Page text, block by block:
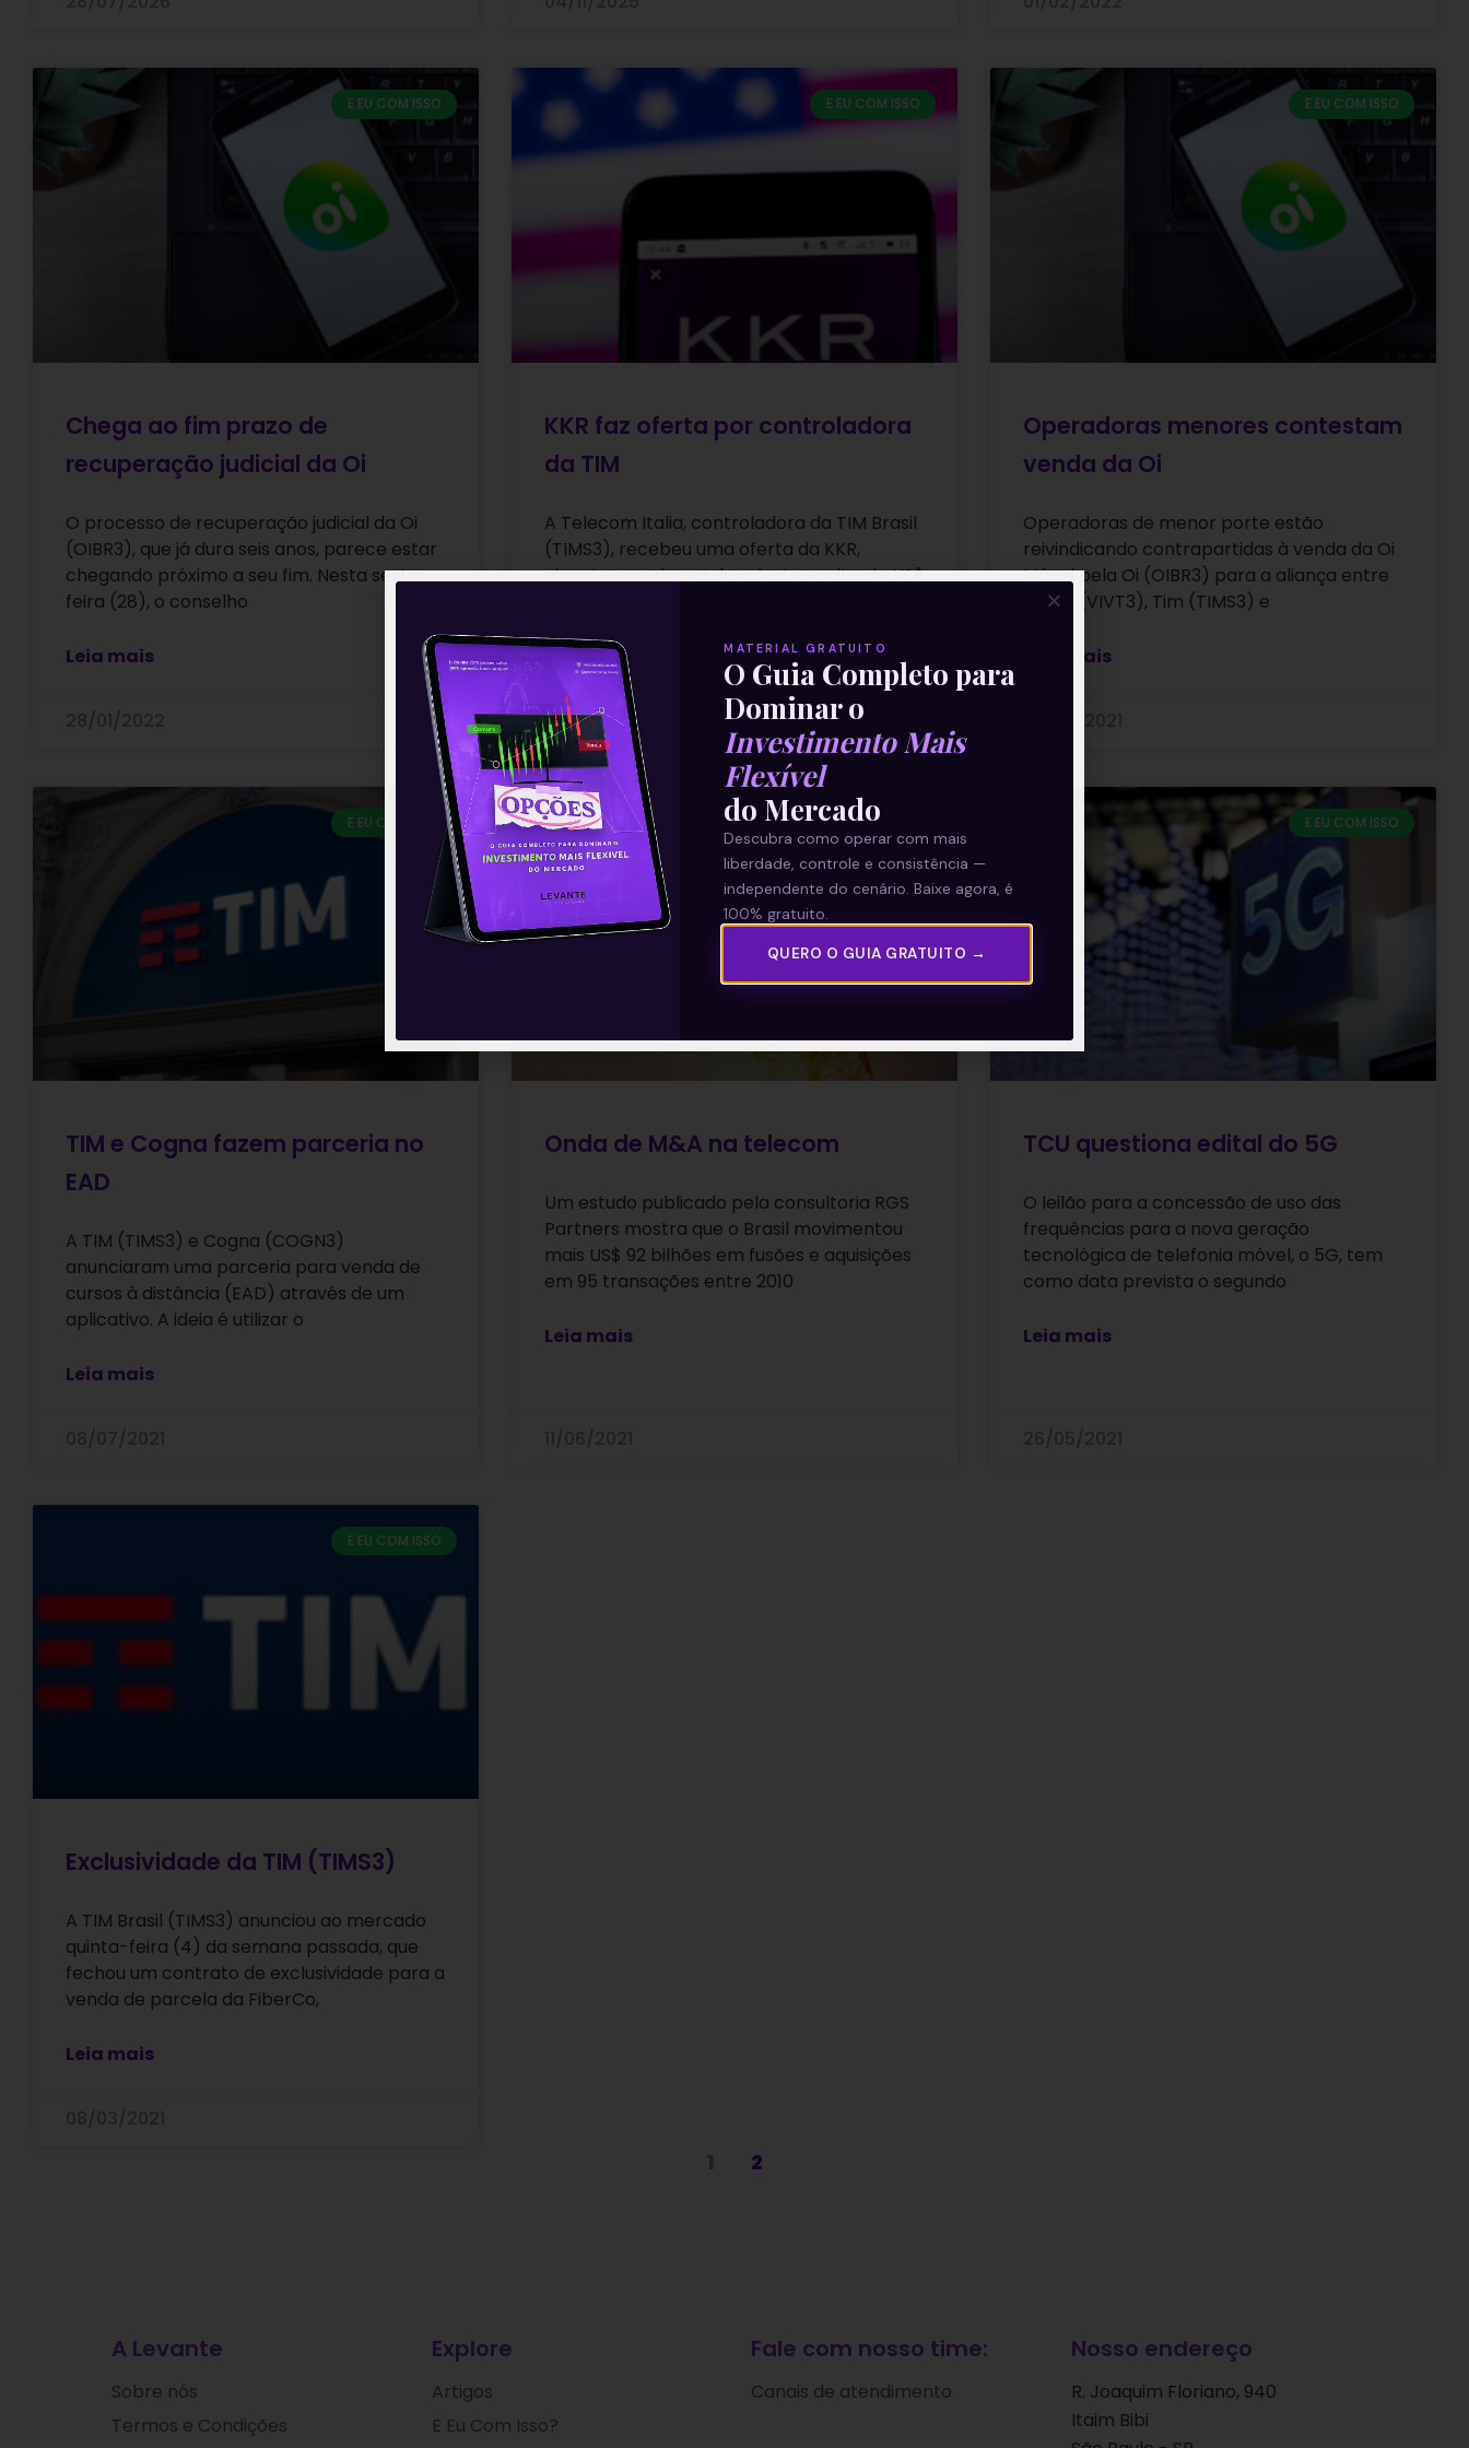
E EU COM ISSO
Chega ao fim prazo de
recuperação judicial da Oi
O processo de recuperação judicial da Oi
(OIBR3), que já dura seis anos, parece estar
chegando próximo a seu fim. Nesta sexta-
feira (28), o conselho
Leia mais
E EU COM ISSO
KKR faz oferta por controladora
da TIM
A Telecom Italia, controladora da TIM Brasil
(TIMS3), recebeu uma oferta da KKR,
gigante americana de private equity, de US$
Leia mais
22/11/2021
E EU COM ISSO
Operadoras menores contestam
venda da Oi
Operadoras de menor porte estão
reivindicando contrapartidas à venda da Oi
Móvel pela Oi (OIBR3) para a aliança entre
a Vivo (VIVT3), Tim (TIMS3) e
Leia mais
E EU COM ISSO
TIM e Cogna fazem parceria no
EAD
A TIM (TIMS3) e Cogna (COGN3)
anunciaram uma parceria para venda de
cursos à distância (EAD) através de um
aplicativo. A ideia é utilizar o
Leia mais
E EU COM ISSO
Onda de M&A na telecom
Um estudo publicado pela consultoria RGS
Partners mostra que o Brasil movimentou
mais US$ 92 bilhões em fusões e aquisições
em 95 transações entre 2010
Leia mais
E EU COM ISSO
TCU questiona edital do 5G
O leilão para a concessão de uso das
frequências para a nova geração
tecnológica de telefonia móvel, o 5G, tem
como data prevista o segundo
Leia mais
E EU COM ISSO
Exclusividade da TIM (TIMS3)
A TIM Brasil (TIMS3) anunciou ao mercado
quinta-feira (4) da semana passada, que
fechou um contrato de exclusividade para a
venda de parcela da FiberCo,
Leia mais
2
A Levante
Sobre nós
Termos e Condições
Explore
Artigos
E Eu Com Isso?
Fale com nosso time:
Canais de atendimento
Nosso endereço
R. Joaquim Floriano, 940
Itaim Bibi
MATERIAL GRATUITO
O Guia Completo para
Dominar o
Investimento Mais
Flexível
do Mercado
Descubra como operar com mais
liberdade, controle e consistência —
independente do cenário. Baixe agora, é
100% gratuito.
QUERO O GUIA GRATUITO →